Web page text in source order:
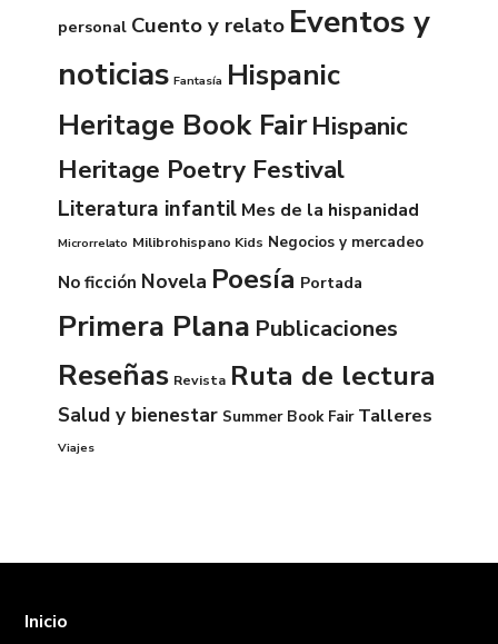
personal Cuento y relato Eventos y
noticias Fantasía Hispanic
Heritage Book FairHispanic
Heritage Poetry Festival
Literatura infantil Mes de la hispanidad
Microrrelato Milibrohispano Kids Negocios y mercadeo
No ficción Novela Poesía Portada
Primera Plana Publicaciones
Reseñas Revista Ruta de lectura
Salud y bienestar Summer Book Fair Talleres
Viajes
Inicio